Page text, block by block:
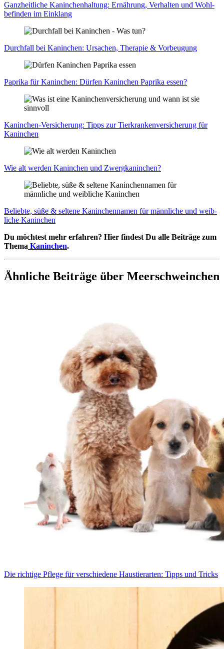
Ganz­heit­li­che Kanin­chen­hal­tung: Ernäh­rung, Ver­hal­ten und Wohl­
be­fin­den im Ein­klang
Durch­fall bei Kanin­chen: Ursa­chen, The­ra­pie & Vor­beu­gung
Papri­ka für Kanin­chen: Dür­fen Kanin­chen Papri­ka essen?
Kanin­chen-Ver­si­che­rung: Tipps zur Tier­kran­ken­ver­si­che­rung für
Kanin­chen
Wie alt wer­den Kanin­chen und Zwerg­ka­nin­chen?
Belieb­te, süße & sel­te­ne Kanin­chen­na­men für männ­li­che und weib­
li­che Kanin­chen
Du möchtest mehr erfahren? Hier findest Du alle Beiträge zum
Thema Kaninchen.
Ähnliche Beiträge über Meerschweinchen
Die rich­ti­ge Pfle­ge für ver­schie­de­ne Haus­tier­ar­ten: Tipps und Tricks